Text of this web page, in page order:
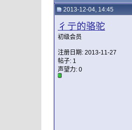
2013-12-04, 14:45
彳亍的骆驼
初级会员
注册日期: 2013-11-27
帖子: 1
声望力: 0